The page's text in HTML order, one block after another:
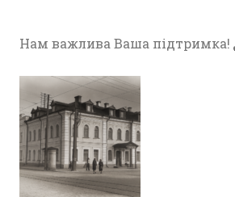
Нам важлива Ваша підтримка!